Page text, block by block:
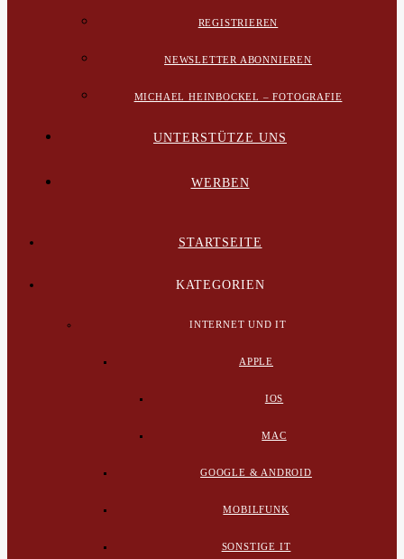
REGISTRIEREN
NEWSLETTER ABONNIEREN
MICHAEL HEINBOCKEL – FOTOGRAFIE
UNTERSTÜTZE UNS
WERBEN
STARTSEITE
KATEGORIEN
INTERNET UND IT
APPLE
IOS
MAC
GOOGLE & ANDROID
MOBILFUNK
SONSTIGE IT